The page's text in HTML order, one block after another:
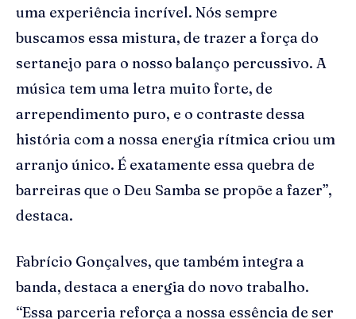
uma experiência incrível. Nós sempre
buscamos essa mistura, de trazer a força do
sertanejo para o nosso balanço percussivo. A
música tem uma letra muito forte, de
arrependimento puro, e o contraste dessa
história com a nossa energia rítmica criou um
arranjo único. É exatamente essa quebra de
barreiras que o Deu Samba se propõe a fazer”,
destaca.
Fabrício Gonçalves, que também integra a
banda, destaca a energia do novo trabalho.
“Essa parceria reforça a nossa essência de ser